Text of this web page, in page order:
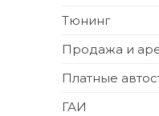
Тюнинг
Продажа и
Платные
ГАИ